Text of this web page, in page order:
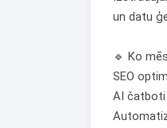
un datu
🔹 Ko
SEO
AI čatboti